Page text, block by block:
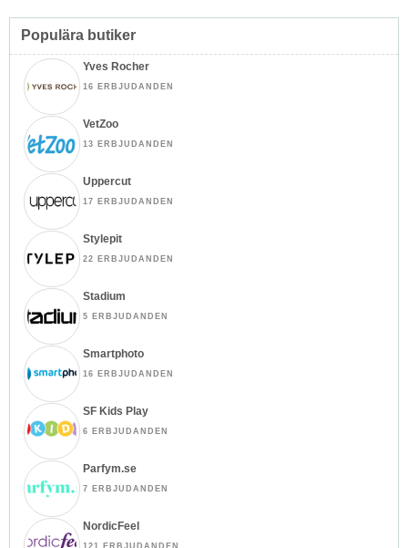
Populära butiker
Yves Rocher
16 ERBJUDANDEN
VetZoo
13 ERBJUDANDEN
Uppercut
17 ERBJUDANDEN
Stylepit
22 ERBJUDANDEN
Stadium
5 ERBJUDANDEN
Smartphoto
16 ERBJUDANDEN
SF Kids Play
6 ERBJUDANDEN
Parfym.se
7 ERBJUDANDEN
NordicFeel
121 ERBJUDANDEN